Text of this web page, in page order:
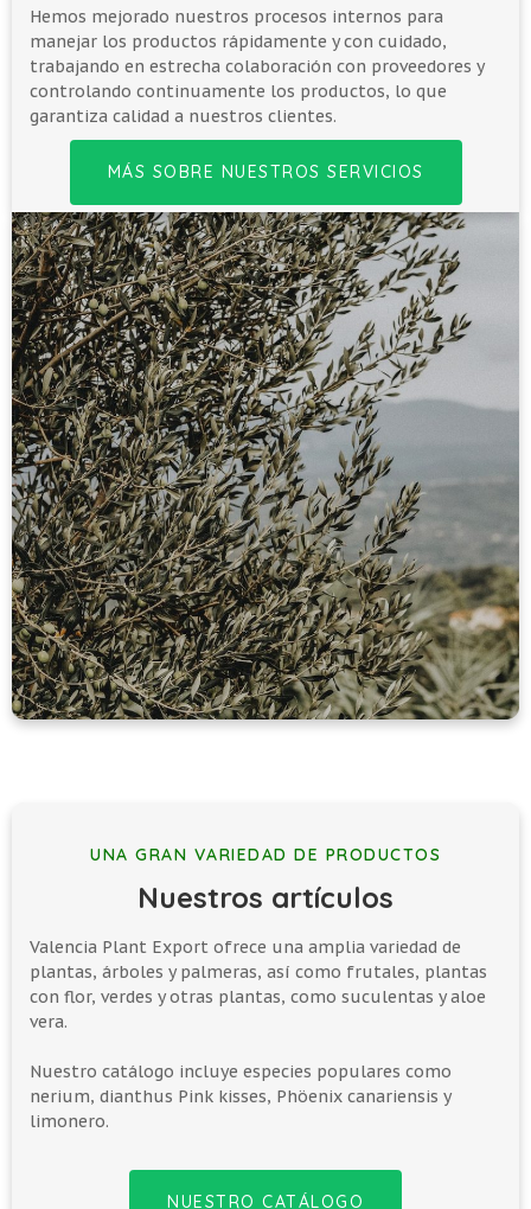
Hemos mejorado nuestros procesos internos para
manejar los productos rápidamente y con cuidado,
trabajando en estrecha colaboración con proveedores y
controlando continuamente los productos, lo que
garantiza calidad a nuestros clientes.
MÁS SOBRE NUESTROS SERVICIOS
UNA GRAN VARIEDAD DE PRODUCTOS
Nuestros artículos
Valencia Plant Export ofrece una amplia variedad de
plantas, árboles y palmeras, así como frutales, plantas
con flor, verdes y otras plantas, como suculentas y aloe
vera.
Nuestro catálogo incluye especies populares como
nerium, dianthus Pink kisses, Phöenix canariensis y
limonero.
NUESTRO CATÁLOGO